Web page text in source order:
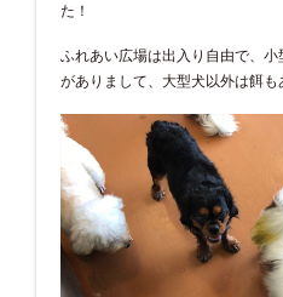
た！
ふれあい広場は出入り自由で、
がありまして、大型犬以外は餌も